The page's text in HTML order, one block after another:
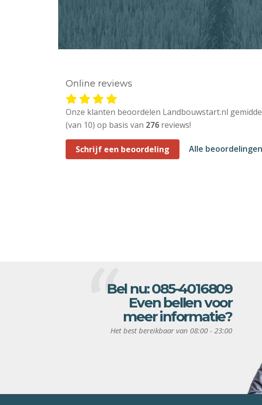
Online reviews
Onze klanten beoordelen Landbouwstart.nl
(van 10) op basis van 276 reviews!
Schrijf een beoordeling Alle beoordelingen
Bel nu:085-4016809
Even bellen voor
meer informatie?
Het best bereikbaar van 08:00 - 23:00